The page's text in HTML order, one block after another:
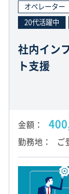
オペレーター
20代活躍中
社内イン
ト支援
金額
勤務地 ご